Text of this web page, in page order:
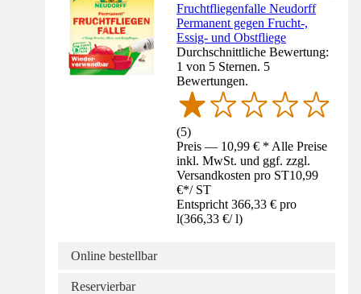
Fruchtfliegenfalle Neudorff
Permanent gegen Frucht-,
Essig- und Obstfliege
Durchschnittliche Bewertung:
1 von 5 Sternen. 5
Bewertungen.
(5)
Preis — 10,99 € * Alle Preise
inkl. MwSt. und ggf. zzgl.
Versandkosten pro ST10,99
€*/ ST
Entspricht 366,33 € pro
l(366,33 €/ l)
Online bestellbar
Reservierbar